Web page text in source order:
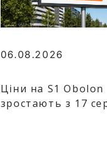
06.08.2026
Ціни на S1 Obolon
зростають з 17